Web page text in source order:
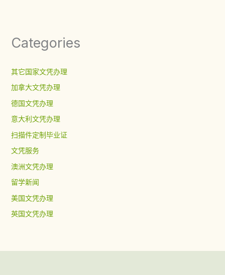
Categories
其它国家文凭办理
加拿大文凭办理
德国文凭办理
意大利文凭办理
扫描件定制毕业证
文凭服务
澳洲文凭办理
留学新闻
美国文凭办理
英国文凭办理